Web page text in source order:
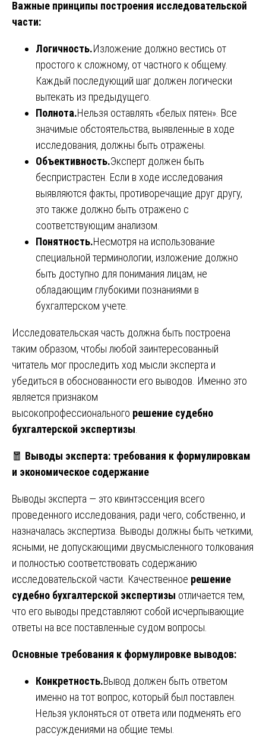
Важные принципы построения исследовательской
части:
Логичность.Изложение должно вестись от
простого к сложному, от частного к общему.
Каждый последующий шаг должен логически
вытекать из предыдущего.
Полнота.Нельзя оставлять «белых пятен». Все
значимые обстоятельства, выявленные в ходе
исследования, должны быть отражены.
Объективность.Эксперт должен быть
беспристрастен. Если в ходе исследования
выявляются факты, противоречащие друг другу,
это также должно быть отражено с
соответствующим анализом.
Понятность.Несмотря на использование
специальной терминологии, изложение должно
быть доступно для понимания лицам, не
обладающим глубокими познаниями в
бухгалтерском учете.
Исследовательская часть должна быть построена
таким образом, чтобы любой заинтересованный
читатель мог проследить ход мысли эксперта и
убедиться в обоснованности его выводов. Именно это
является признаком
высокопрофессионального решение судебно
бухгалтерской экспертизы
🧧 Выводы эксперта: требования к формулировкам
и экономическое содержание
Выводы эксперта — это квинтэссенция всего
проведенного исследования, ради чего, собственно, и
назначалась экспертиза. Выводы должны быть четкими,
ясными, не допускающими двусмысленного толкования
и полностью соответствовать содержанию
исследовательской части. Качественное решение
судебно бухгалтерской экспертизы отличается тем,
что его выводы представляют собой исчерпывающие
ответы на все поставленные судом вопросы.
Основные требования к формулировке выводов:
Конкретность.Вывод должен быть ответом
именно на тот вопрос, который был поставлен.
Нельзя уклоняться от ответа или подменять его
рассуждениями на общие темы.